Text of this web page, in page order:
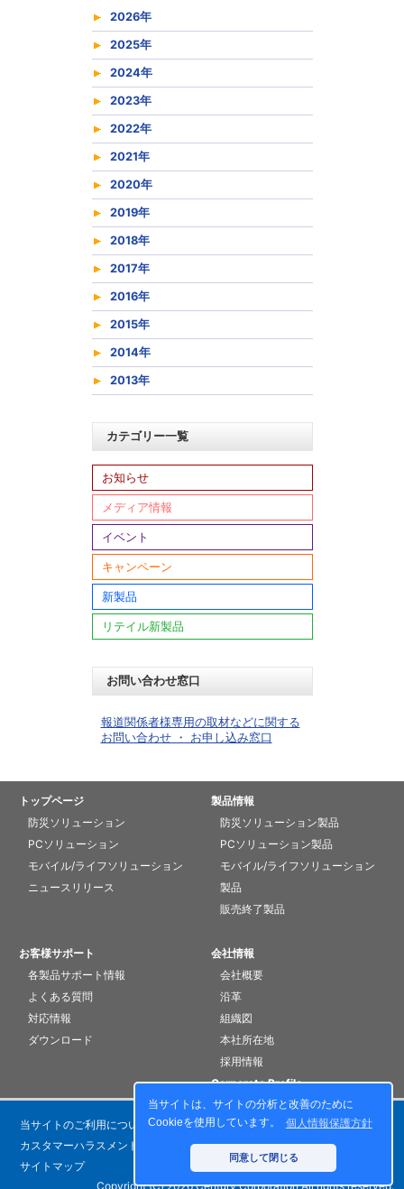
当サイトは、サイトの分析と改善のために
Cookieを使用しています。
個人情報保護方針
同意して閉じる
2026年
2025年
2024年
2023年
2022年
2021年
2020年
2019年
2018年
2017年
2016年
2015年
2014年
2013年
カテゴリー一覧
お知らせ
メディア情報
イベント
キャンペーン
新製品
リテイル新製品
お問い合わせ窓口
報道関係者様専用の取材などに関する
お問い合わせ ・ お申し込み窓口
トップページ
防災ソリューション
PCソリューション
モバイル/ライフソリューション
ニュースリリース
製品情報
防災ソリューション製品
PCソリューション製品
モバイル/ライフソリューション
製品
販売終了製品
お客様サポート
各製品サポート情報
よくある質問
対応情報
ダウンロード
会社情報
会社概要
沿革
組織図
本社所在地
採用情報
Corporate Profile
当サイトのご利用について
個人情報保護方針
カスタマーハラスメントに対する基本方針
お問い合わせ
サイトマップ
Copyright (C) 2026 Century Corporation All rights reserved.